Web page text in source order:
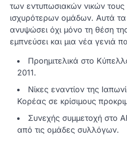
των εντυπωσιακών νικών τους
ισχυρότερων ομάδων. Αυτά
ανυψώσει όχι μόνο τη θέση
εμπνεύσει και μια νέα γενιά
Προημιτελικά στο
2011.
Νίκες εναντίον της
Κορέας σε κρίσιμους
Συνεχής συμμετοχή στο
από τις ομάδες συλλόγων.